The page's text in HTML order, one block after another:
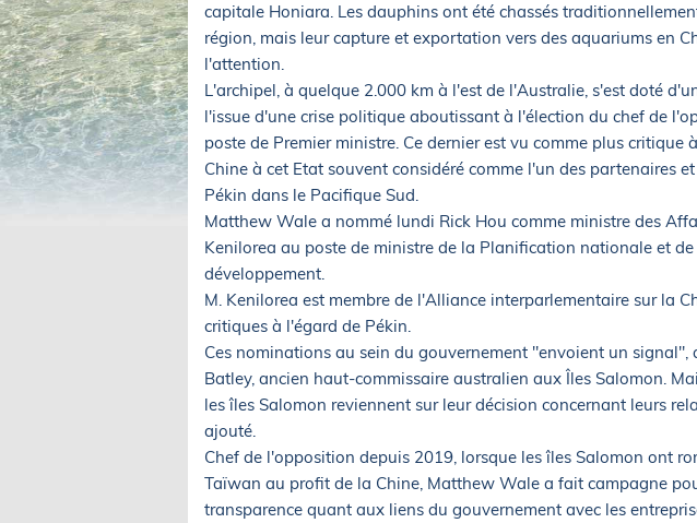
capitale Honiara. Les dauphins ont été chassés
région, mais leur capture et exportation vers des aquariums en
l'attention.
L'archipel, à quelque 2.000 km à l'est de l'Australie, s'est doté
l'issue d'une crise politique aboutissant à l'élection du chef de
poste de Premier ministre. Ce dernier est vu comme plus critique
Chine à cet Etat souvent considéré comme l'un des partenaires
Pékin dans le Pacifique Sud.
Matthew Wale a nommé lundi Rick Hou comme ministre des
Kenilorea au poste de ministre de la Planification nationale et
développement.
M. Kenilorea est membre de l'Alliance interparlementaire sur la
critiques à l'égard de Pékin.
Ces nominations au sein du gouvernement "envoient un signal",
Batley, ancien haut-commissaire australien aux Îles Salomon.
les îles Salomon reviennent sur leur décision concernant leurs
ajouté.
Chef de l'opposition depuis 2019, lorsque les îles Salomon ont
Taïwan au profit de la Chine, Matthew Wale a fait campagne
transparence quant aux liens du gouvernement avec les